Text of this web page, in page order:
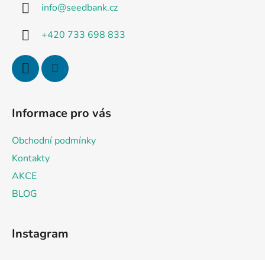
info@seedbank.cz
+420 733 698 833
Informace pro vás
Obchodní podmínky
Kontakty
AKCE
BLOG
Instagram